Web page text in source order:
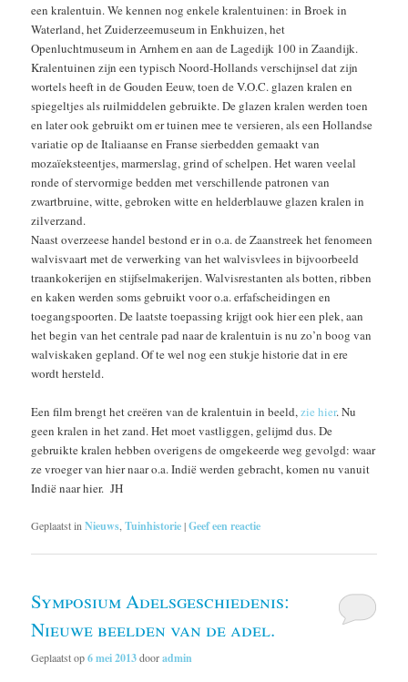
een kralentuin. We kennen nog enkele kralentuinen: in Broek in
Waterland, het Zuiderzeemuseum in Enkhuizen, het
Openluchtmuseum in Arnhem en aan de Lagedijk 100 in Zaandijk.
Kralentuinen zijn een typisch Noord-Hollands verschijnsel dat zijn
wortels heeft in de Gouden Eeuw, toen de V.O.C. glazen kralen en
spiegeltjes als ruilmiddelen gebruikte. De glazen kralen werden toen
en later ook gebruikt om er tuinen mee te versieren, als een Hollandse
variatie op de Italiaanse en Franse sierbedden gemaakt van
mozaïeksteentjes, marmerslag, grind of schelpen. Het waren veelal
ronde of stervormige bedden met verschillende patronen van
zwartbruine, witte, gebroken witte en helderblauwe glazen kralen in
zilverzand.
Naast overzeese handel bestond er in o.a. de Zaanstreek het fenomeen
walvisvaart met de verwerking van het walvisvlees in bijvoorbeeld
traankokerijen en stijfselmakerijen. Walvisrestanten als botten, ribben
en kaken werden soms gebruikt voor o.a. erfafscheidingen en
toegangspoorten. De laatste toepassing krijgt ook hier een plek, aan
het begin van het centrale pad naar de kralentuin is nu zo’n boog van
walviskaken gepland. Of te wel nog een stukje historie dat in ere
wordt hersteld.
Een film brengt het creëren van de kralentuin in beeld,zie hier. Nu
geen kralen in het zand. Het moet vastliggen, gelijmd dus. De
gebruikte kralen hebben overigens de omgekeerde weg gevolgd: waar
ze vroeger van hier naar o.a. Indië werden gebracht, komen nu vanuit
Indië naar hier. JH
Geplaatst in Nieuws ,Tuinhistorie|Geef een reactie
Symposium Adelsgeschiedenis:
Nieuwe beelden van de adel.
Geplaatst op6 mei 2013dooradmin